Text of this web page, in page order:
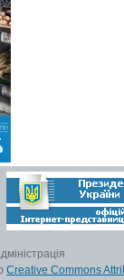
Creative Commons